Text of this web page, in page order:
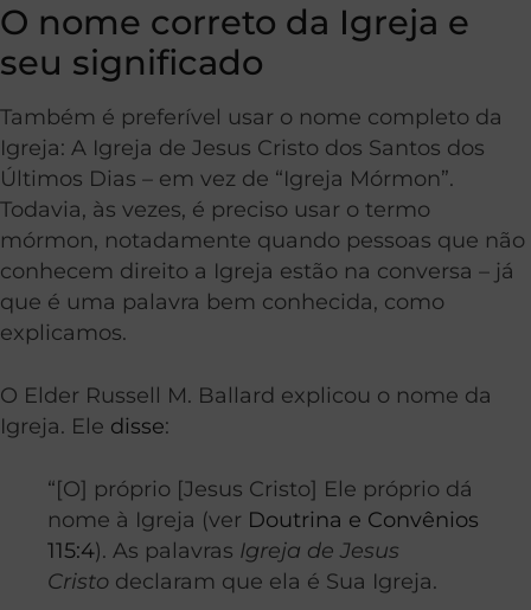
O nome correto da Igreja e
seu significado
Também é preferível usar o nome completo da
Igreja: A Igreja de Jesus Cristo dos Santos dos
Últimos Dias – em vez de “Igreja Mórmon”.
Todavia, às vezes, é preciso usar o termo
mórmon, notadamente quando pessoas que não
conhecem direito a Igreja estão na conversa – já
que é uma palavra bem conhecida, como
explicamos.
O Elder Russell M. Ballard explicou o nome da
Igreja. Ele disse:
“[O] próprio [Jesus Cristo] Ele próprio dá
nome à Igreja (ver Doutrina e Convênios
115:4). As palavras Igreja de Jesus
Cristo declaram que ela é Sua Igreja.